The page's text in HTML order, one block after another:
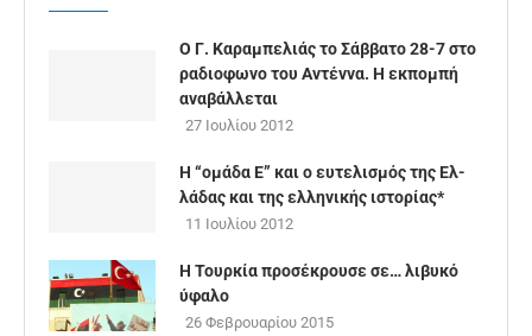
Ο Γ. Καραμπελιάς το Σάββατο 28-7 στο
ραδιοφωνο του Αντέννα. Η εκπομπή
αναβάλλεται
27 Ιουλίου 2012
H “ομά­δα Ε” και ο ευ­τε­λι­σμός της Ελ­
λά­δας και της ελ­λη­νι­κής ιστο­ρί­ας*
11 Ιουλίου 2012
Η Τουρκία προσέκρουσε σε… λιβυκό
ύφαλο
26 Φεβρουαρίου 2015